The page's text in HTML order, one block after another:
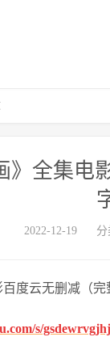
》全集电
2022-12-19 分
度云无删减（
s/